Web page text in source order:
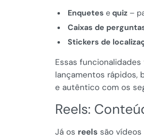
Enquetes equiz–
Caixas de
Stickers de
Essas
lançamentos rápidos,
e autêntico com os
Reels:
Já os reels são